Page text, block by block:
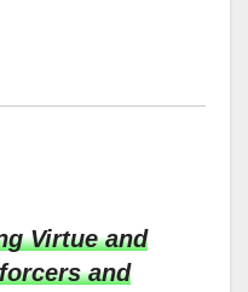
Virtue and
and